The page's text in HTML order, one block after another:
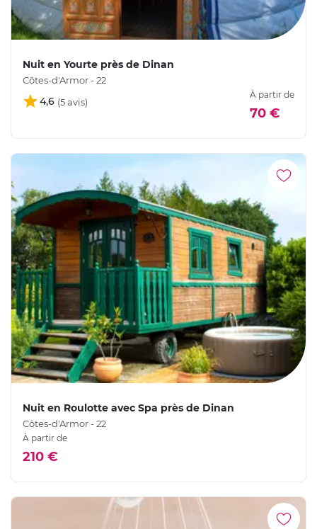
Nuit en Yourte près de Dinan
Côtes-d'Armor - 22
4,6
À partir de
70 €
Nuit en Roulotte avec Spa près de Dinan
Côtes-d'Armor - 22
À partir de
210 €